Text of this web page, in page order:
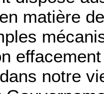
matière
notre